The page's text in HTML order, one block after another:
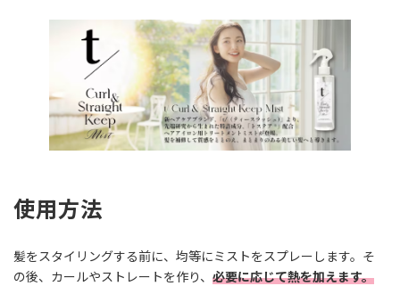
使用方法
髪をスタイリングする前に、均等にミストをスプレーします。そ
の後、カールやストレートを作り、 必要に応じて熱を加えます。